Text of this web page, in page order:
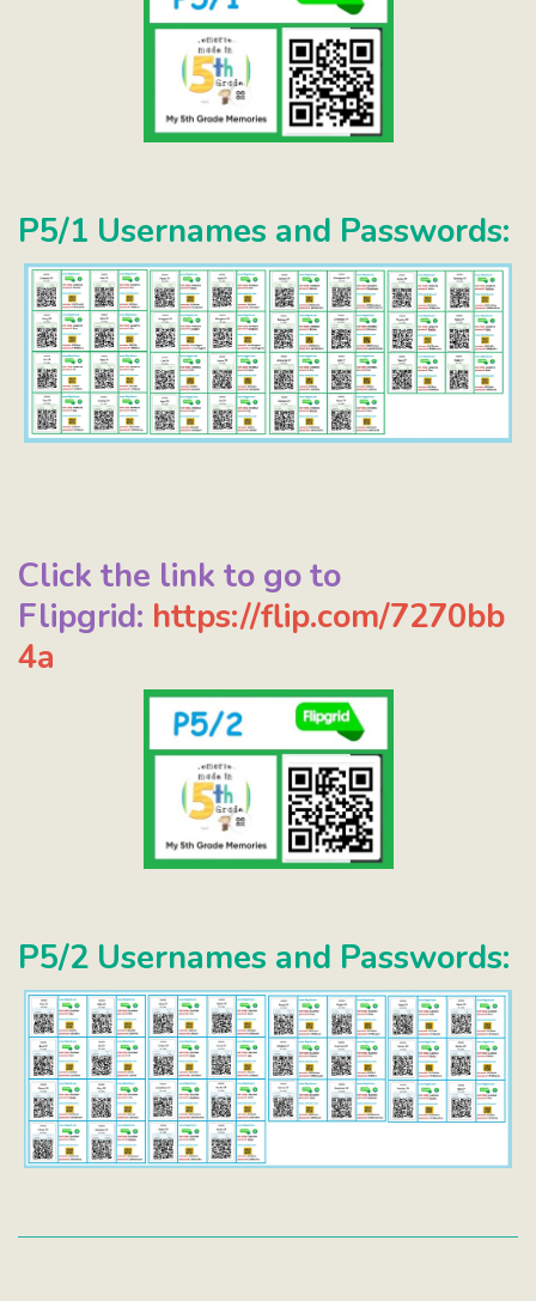
P5/1 Usernames and Passwords:
Click the link to go to
Flipgrid: https://flip.com/7270bb
4a
P5/2 Usernames and Passwords: